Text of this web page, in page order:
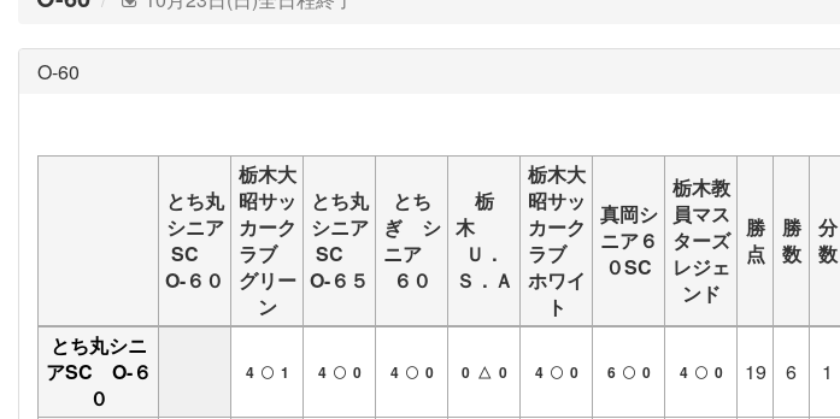
O-60
とち丸
シニア
SC
O-６０
栃木大
昭サッ
カーク
ラブ
グリー
ン
とち丸
シニア
SC
O-６５
とち
ぎ シ
ニア
６０
栃
木
Ｕ．
Ｓ．Ａ
栃木大
昭サッ
カーク
ラブ
ホワイ
ト
真岡シ
ニア６
０SC
栃木教
員マス
ターズ
レジェ
ンド
勝
点
勝
数
分
数
とち丸シニ
アSC O-６
０
4 1 4 0 4 0 0 △ 0 4 0 6 0 4 0 19 6 1